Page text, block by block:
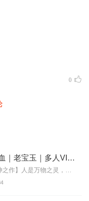
0
蛊真人｜大爱仙尊｜热血｜老宝玉｜多人VIP免费有声剧
内容简介【黑暗文反派流封神之作】人是万物之灵，蛊是天地真精。一个穿越者不断重生的故事。一个养蛊、炼蛊、用蛊的奇特世界。配音组（男角色）老宝玉旁白...